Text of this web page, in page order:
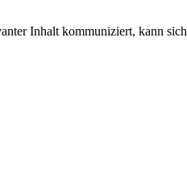
Inhalt kommuniziert, kann